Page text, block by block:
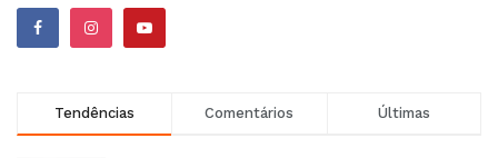
Tendências Comentários Últimas